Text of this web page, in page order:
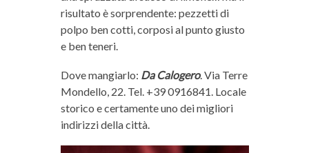
risultato è sorprendente: pezzetti di
polpo ben cotti, corposi al punto giusto
e ben teneri.
Dove mangiarlo: Da Calogero. Via Terre
Mondello, 22. Tel. +39 0916841. Locale
storico e certamente uno dei migliori
indirizzi della città.